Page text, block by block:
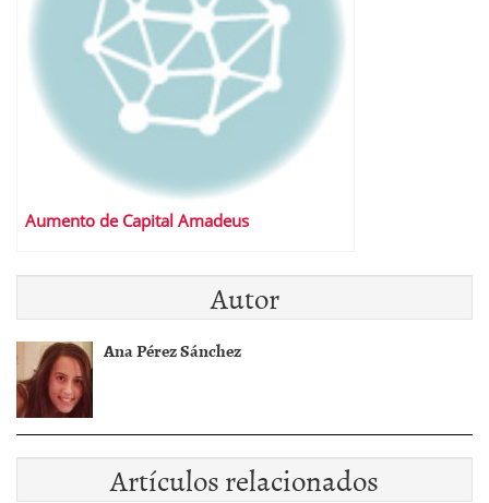
Aumento de Capital Amadeus
Autor
Ana Pérez Sánchez
Artículos relacionados